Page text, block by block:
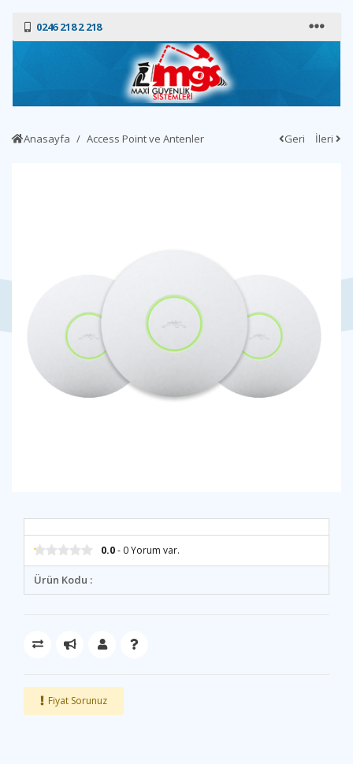
0246 218 2 218
Anasayfa Access Point ve Antenler Geri İleri
0.0- 0 Yorum var.
Ürün Kodu :
Fiyat Sorunuz